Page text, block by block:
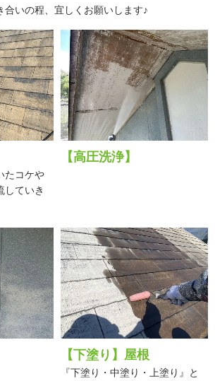
合いの程、宜しくお願いします♪
たコケや
していき
【高圧洗浄】
【下塗り】屋根
『下塗り・中塗り・上塗り』と